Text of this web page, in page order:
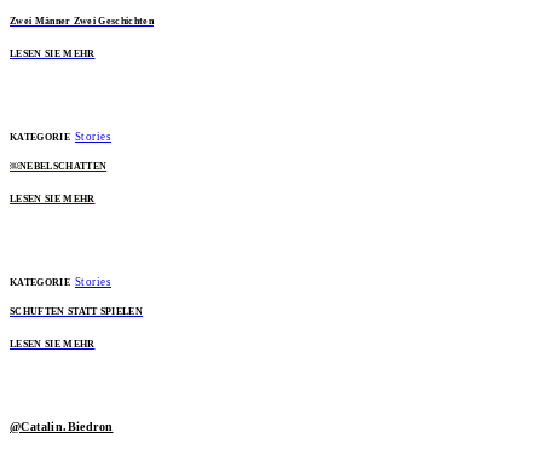
Zwei Männer Zwei Geschichten
LESEN SIE MEHR
KATEGORIE Stories
￼NEBELSCHATTEN
LESEN SIE MEHR
KATEGORIE Stories
SCHUFTEN STATT SPIELEN
LESEN SIE MEHR
@Catalin.Biedron